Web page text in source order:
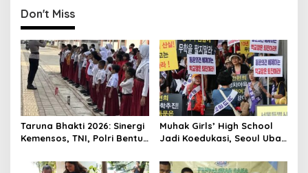
n
a
v
i
g
a
t
i
Don't Miss
Taruna Bhakti 2026: Sinergi
Kemensos, TNI, Polri Bentuk
Muhak Girls’ High School
Jadi Koedukasi, Seoul Ubah